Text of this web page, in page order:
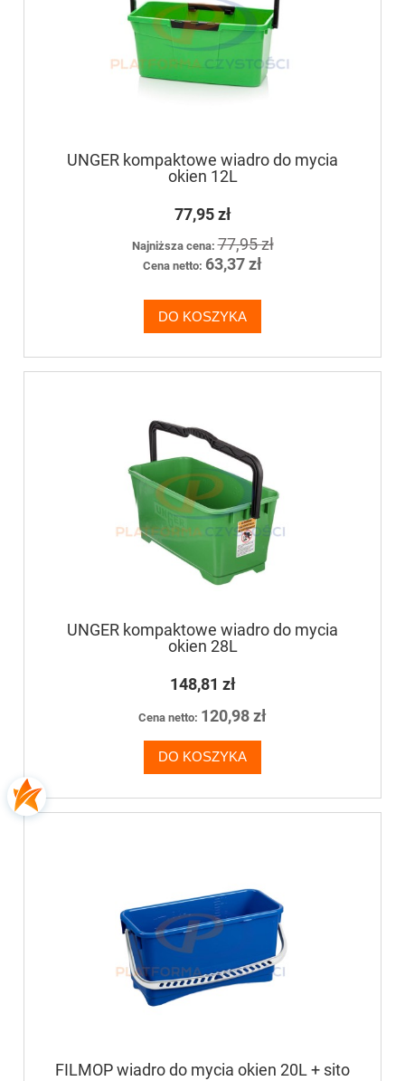
UNGER kompaktowe wiadro do mycia
okien 12L
77,95 zł
Najniższa cena:77,95 zł
Cena netto: 63,37 zł
DO KOSZYKA
UNGER kompaktowe wiadro do mycia
okien 28L
148,81 zł
Cena netto: 120,98 zł
DO KOSZYKA
FILMOP wiadro do mycia okien 20L + sito